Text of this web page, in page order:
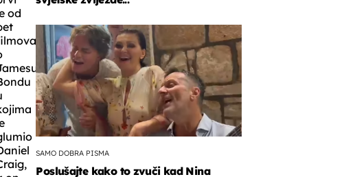
od
SAMO DOBRA PISMA
Poslušajte kako to zvuči kad Nina